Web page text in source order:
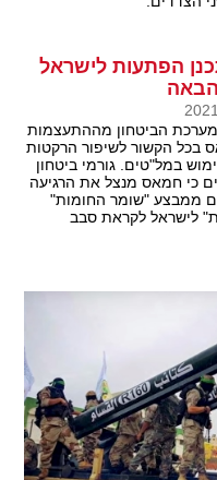
הפתעות לישראל
הביטחון מההתעצמות
בכל הקשור לשיפור הרקטות
במל"טים. גורמי ביטחון
כי חמאס מנצל את הרגיעה
ממבצע "שומר החומות"
לישראל לקראת סבב